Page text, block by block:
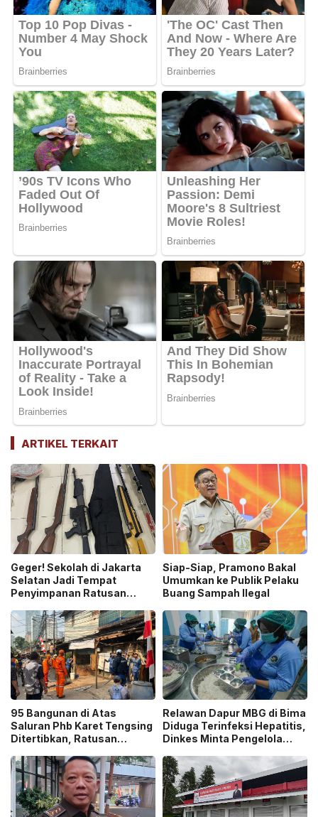
ARTIKEL TERKAIT
Geger! Sekolah di Jakarta
Selatan Jadi Tempat
Penyimpanan Ratusan
Pemilik
Siap-Siap, Pramono Bakal
Umumkan ke Publik Pelaku
Buang Sampah Ilegal
95 Bangunan di Atas
Saluran Phb Karet Tengsing
Ditertibkan, Ratusan
Dikerahkan
Relawan Dapur MBG di Bima
Diduga Terinfeksi Hepatitis,
Dinkes Minta Pengelola